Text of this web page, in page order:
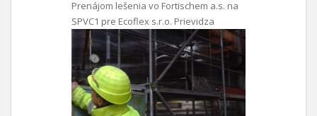
Prenájom lešenia vo Fortischem a.s. na
SPVC1 pre Ecoflex s.r.o. Prievidza